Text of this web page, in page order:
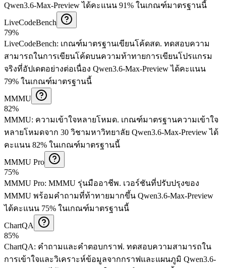
Qwen3.6-Max-Preview ได้คะแนน 91% ในเกณฑ์มาตรฐานนี้
LiveCodeBench
79%
LiveCodeBench: เกณฑ์มาตรฐานเขียนโค้ดสด. ทดสอบความ
สามารถในการเขียนโค้ดบนความท้าทายการเขียนโปรแกรม
จริงที่อัปเดตอย่างต่อเนื่อง Qwen3.6-Max-Preview ได้คะแนน
79% ในเกณฑ์มาตรฐานนี้
MMMU
82%
MMMU: ความเข้าใจหลายโหมด. เกณฑ์มาตรฐานความเข้าใจ
หลายโหมดจาก 30 วิชามหาวิทยาลัย Qwen3.6-Max-Preview ได้
คะแนน 82% ในเกณฑ์มาตรฐานนี้
MMMU Pro
75%
MMMU Pro: MMMU รุ่นมืออาชีพ. เวอร์ชันที่ปรับปรุงของ
MMMU พร้อมคำถามที่ท้าทายมากขึ้น Qwen3.6-Max-Preview
ได้คะแนน 75% ในเกณฑ์มาตรฐานนี้
ChartQA
85%
ChartQA: คำถามและคำตอบกราฟ. ทดสอบความสามารถใน
การเข้าใจและวิเคราะห์ข้อมูลจากกราฟและแผนภูมิ Qwen3.6-